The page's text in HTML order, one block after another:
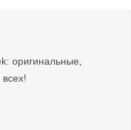
оригинальные,